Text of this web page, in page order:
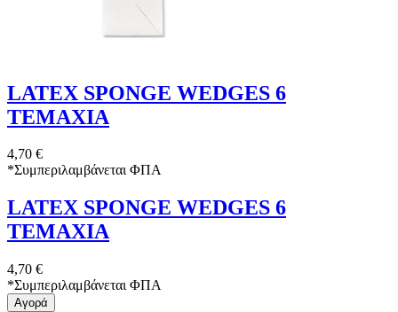
LATEX SPONGE WEDGES 6
ΤΕΜΑΧΙΑ
4,70 €
*Συμπεριλαμβάνεται ΦΠΑ
LATEX SPONGE WEDGES 6
ΤΕΜΑΧΙΑ
4,70 €
*Συμπεριλαμβάνεται ΦΠΑ
Αγορά